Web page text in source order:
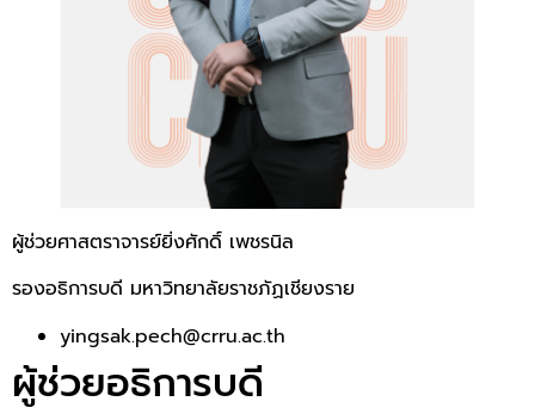
ผู้ช่วยศาสตราจารย์ยิ่งศักดิ์ เพชรนิล
รองอธิการบดี มหาวิทยาลัยราชภัฏเชียงราย
yingsak.pech@crru.ac.th
ผู้ช่วยอธิการบดี